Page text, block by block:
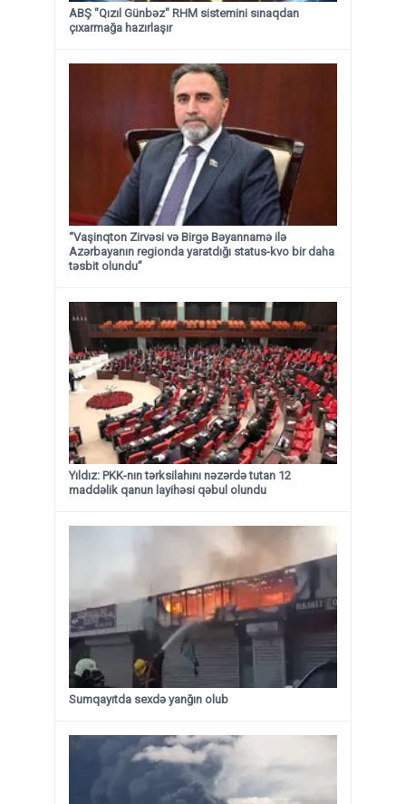
ABŞ "Qızıl Günbəz" RHM sistemini sınaqdan
çıxarmağa hazırlaşır
“Vaşinqton Zirvəsi və Birgə Bəyannamə ilə
Azərbayanın regionda yaratdığı status-kvo bir daha
təsbit olundu”
Yıldız: PKK-nın tərksilahını nəzərdə tutan 12
maddəlik qanun layihəsi qəbul olundu ​​​​​​​
Sumqayıtda sexdə yanğın olub